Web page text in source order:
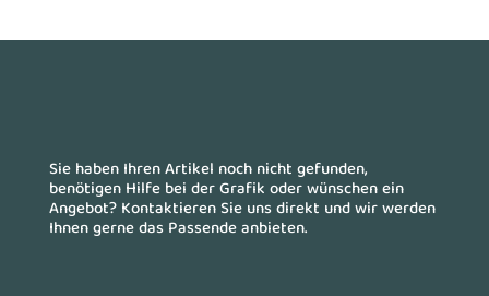
Sie haben Ihren Artikel noch nicht gefunden,
benötigen Hilfe bei der Grafik oder wünschen ein
Angebot? Kontaktieren Sie uns direkt und wir werden
Ihnen gerne das Passende anbieten.